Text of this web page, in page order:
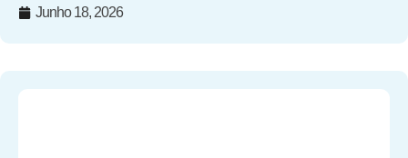
Junho 18, 2026